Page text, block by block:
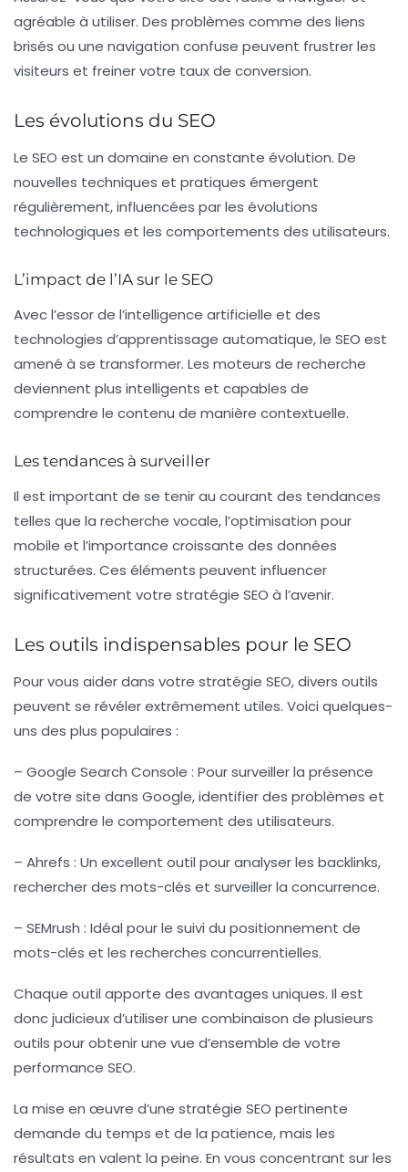
agréable à utiliser. Des problèmes comme des liens
brisés ou une navigation confuse peuvent frustrer les
visiteurs et freiner votre taux de conversion.
Les évolutions du SEO
Le SEO est un domaine en constante évolution. De
nouvelles techniques et pratiques émergent
régulièrement, influencées par les évolutions
technologiques et les comportements des utilisateurs.
L’impact de l’IA sur le SEO
Avec l’essor de l’intelligence artificielle et des
technologies d’apprentissage automatique, le SEO est
amené à se transformer. Les moteurs de recherche
deviennent plus intelligents et capables de
comprendre le contenu de manière contextuelle.
Les tendances à surveiller
Il est important de se tenir au courant des tendances
telles que la recherche vocale, l’optimisation pour
mobile et l’importance croissante des données
structurées. Ces éléments peuvent influencer
significativement votre stratégie SEO à l’avenir.
Les outils indispensables pour le SEO
Pour vous aider dans votre stratégie SEO, divers outils
peuvent se révéler extrêmement utiles. Voici quelques-
uns des plus populaires :
– Google Search Console : Pour surveiller la présence
de votre site dans Google, identifier des problèmes et
comprendre le comportement des utilisateurs.
– Ahrefs : Un excellent outil pour analyser les backlinks,
rechercher des mots-clés et surveiller la concurrence.
– SEMrush : Idéal pour le suivi du positionnement de
mots-clés et les recherches concurrentielles.
Chaque outil apporte des avantages uniques. Il est
donc judicieux d’utiliser une combinaison de plusieurs
outils pour obtenir une vue d’ensemble de votre
performance SEO.
La mise en œuvre d’une stratégie SEO pertinente
demande du temps et de la patience, mais les
résultats en valent la peine. En vous concentrant sur les